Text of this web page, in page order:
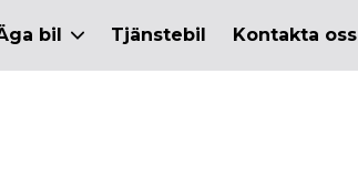
bil Tjänstebil Kontakta oss